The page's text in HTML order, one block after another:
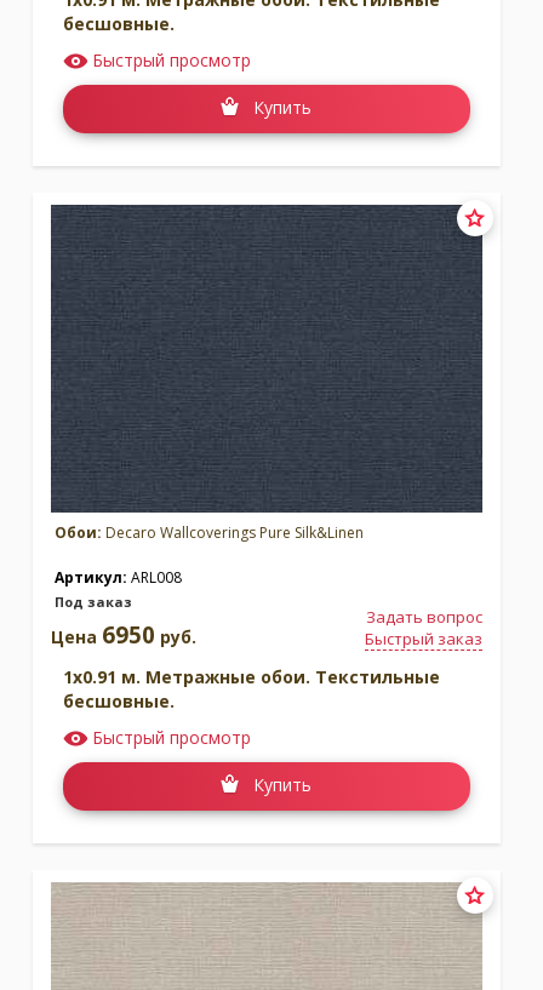
бесшовные.
Быстрый просмотр
Купить
Обои: Decaro Wallcoverings Pure Silk&Linen
Артикул: ARL008
Под заказ
Задать вопрос
Быстрый заказ
Цена 6950 руб.
1x0.91 м. Метражные обои. Текстильные
бесшовные.
Быстрый просмотр
Купить